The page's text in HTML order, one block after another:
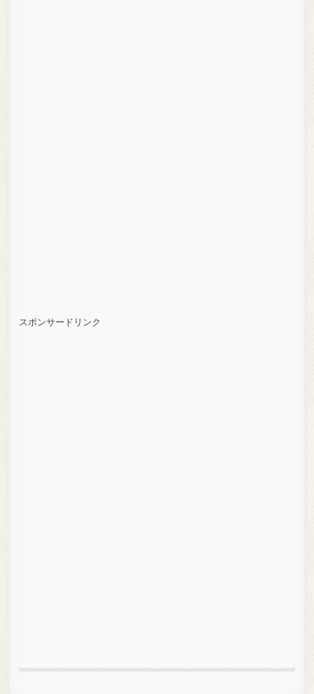
スポンサードリンク